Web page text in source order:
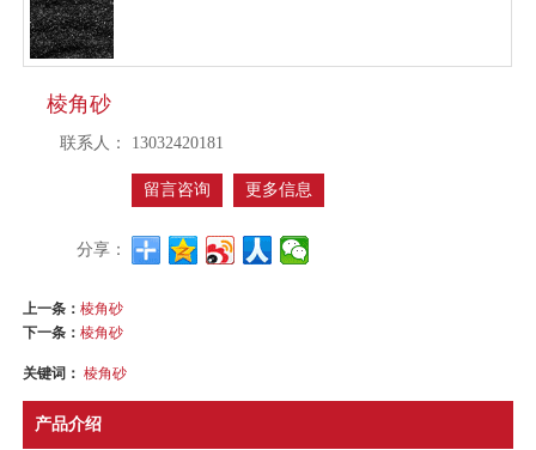
棱角砂
联系人： 13032420181
留言咨询 更多信息
分享：
上一条：棱角砂
下一条：棱角砂
关键词：棱角砂
产品介绍